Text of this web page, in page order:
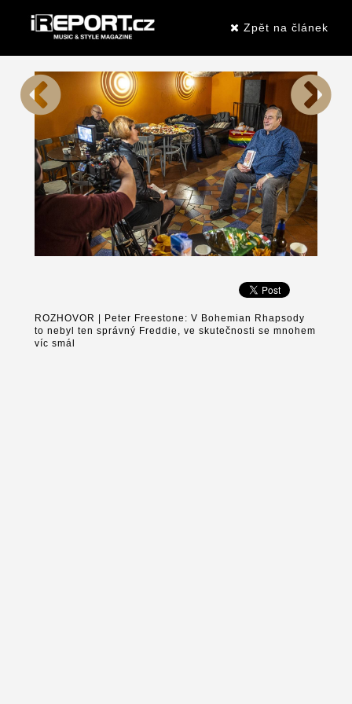
Zpět na článek
ROZHOVOR | Peter Freestone: V Bohemian Rhapsody
to nebyl ten správný Freddie, ve skutečnosti se mnohem
víc smál